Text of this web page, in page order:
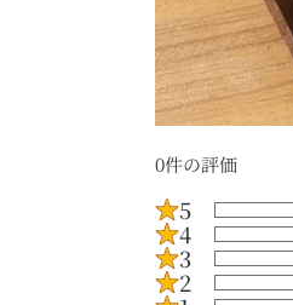
0件の評価
5
4
3
2